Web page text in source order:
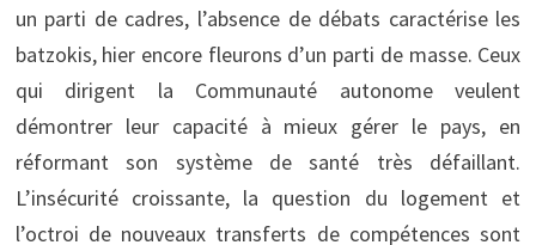
un parti de cadres, l’absence de débats caractérise les
batzokis, hier encore fleurons d’un parti de masse. Ceux
qui dirigent la Communauté autonome veulent
démontrer leur capacité à mieux gérer le pays, en
réformant son système de santé très défaillant.
L’insécurité croissante, la question du logement et
l’octroi de nouveaux transferts de compétences sont